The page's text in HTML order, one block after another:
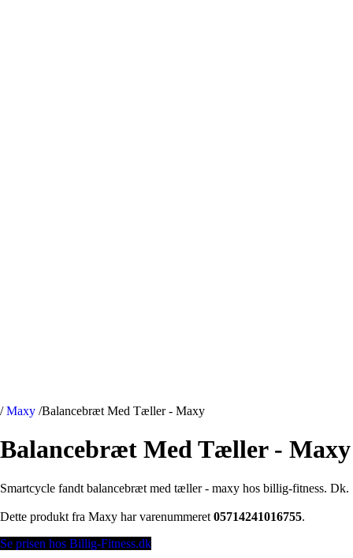
/ Maxy /Balancebræt Med Tæller - Maxy
Balancebræt Med Tæller - Maxy
Smartcycle fandt balancebræt med tæller - maxy hos billig-fitness. Dk.
Dette produkt fra Maxy har varenummeret 05714241016755.
Se prisen hos Billig-Fitness.dk